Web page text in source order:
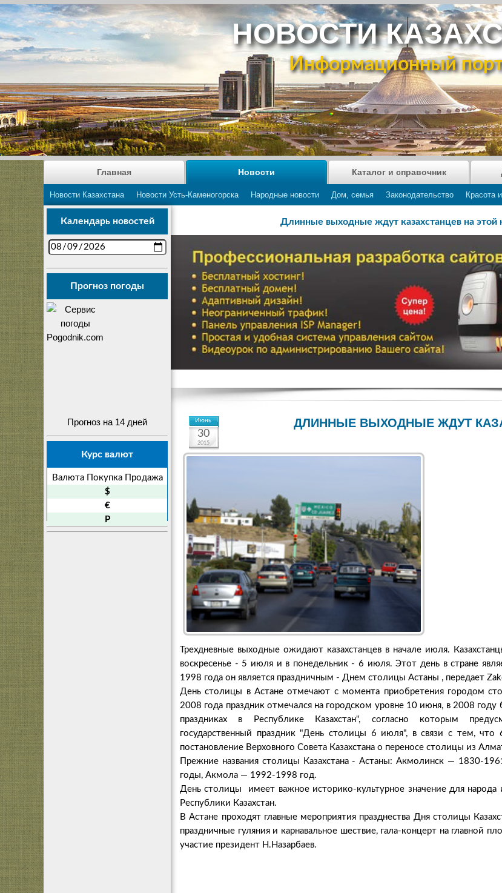
НОВОСТИ
Информационный
Главная Новости
Новости Казахстана Новости Усть-Каменогорска Народные новости Дом, семья Законодательство Красота
Каталог и справочник
Календарь новостей
Прогноз погоды
Прогноз на 14 дней
Курс валют
Валюта Покупка
Продажа
$
€
P
Длинные выходные ждут казахстанцев на этой
Июнь
30
2015
ДЛИННЫЕ ВЫХОДНЫЕ ЖДУТ
Трехдневные выходные ожидают казахстанцев в начале июля.
воскресенье - 5 июля и в понедельник - 6 июля. Этот день в стране
1998 года он является праздничным - Днем столицы Астаны , передает
День столицы в Астане отмечают с момента приобретения городом
2008 года праздник отмечался на городском уровне 10 июня, в 2008 году
праздниках в Республике Казахстан", согласно которым
государственный праздник "День столицы 6 июля", в связи с тем,
постановление Верховного Совета Казахстана о переносе столицы из
Прежние названия столицы Казахстана - Астаны: Акмолинск — 1830-
годы, Акмола — 1992-1998 год.
День столицы имеет важное историко-культурное значение для народа
Республики Казахстан.
В Астане проходят главные мероприятия празднества Дня столицы
праздничные гуляния и карнавальное шествие, гала-концерт на главной
участие президент Н.Назарбаев.